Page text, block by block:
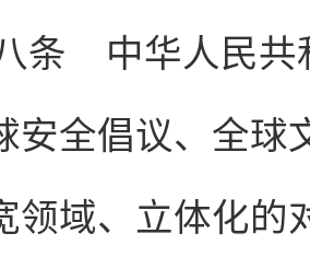
条 中华人民共
安全倡议、全球
领域、立体化的